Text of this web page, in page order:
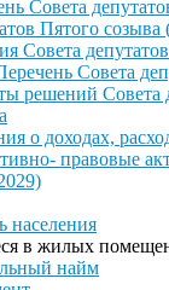
Совета
Пятого созыва
Совета
Совета
решений Совета
о доходах,
правовые
населения
в жилых
найм